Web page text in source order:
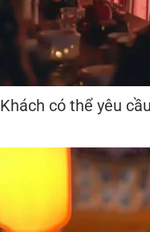
Khách có thể yêu